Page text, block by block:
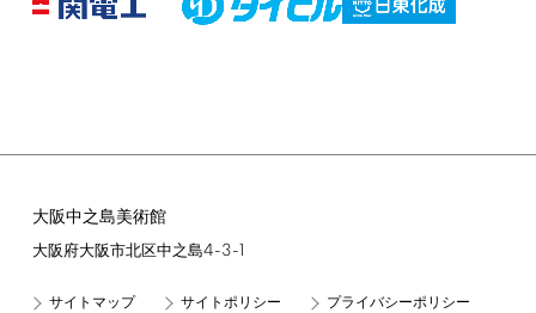
大阪中之島美術館
大阪府大阪市北区中之島4-3-1
サイトマップ サイトポリシー プライバシーポリシー